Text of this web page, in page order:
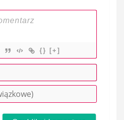
{} [+]
P
r
e
E
-